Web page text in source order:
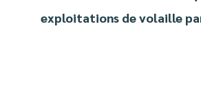
exploitations de volaille